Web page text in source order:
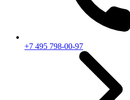
+7 495 798-00-97